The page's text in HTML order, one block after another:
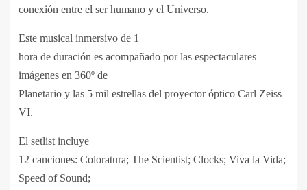
conexión entre el ser humano y el Universo. ‍
Este musical inmersivo de 1
hora de duración es acompañado por las espectaculares
imágenes en 360º de
Planetario y las 5 mil estrellas del proyector óptico Carl Zeiss
VI.
El setlist incluye
12 canciones: Coloratura; The Scientist; Clocks; Viva la Vida;
Speed of Sound;